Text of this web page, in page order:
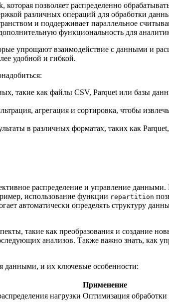
которая позволяет распределенно
различных операций для обработки
и поддерживает параллельное
функциональность для
упрощают взаимодействие с данными и
удобной и гибкой.
такие как файлы CSV, Parquet или базы
агрегация и сортировка, чтобы
в различных форматах, таких как
распределение и управление
использование функции repartition
автоматически определять структуру
такие как преобразования и создание
анализов. Также важно знать, как
данными, и их ключевые особенности:
Применение
нагрузки Оптимизация